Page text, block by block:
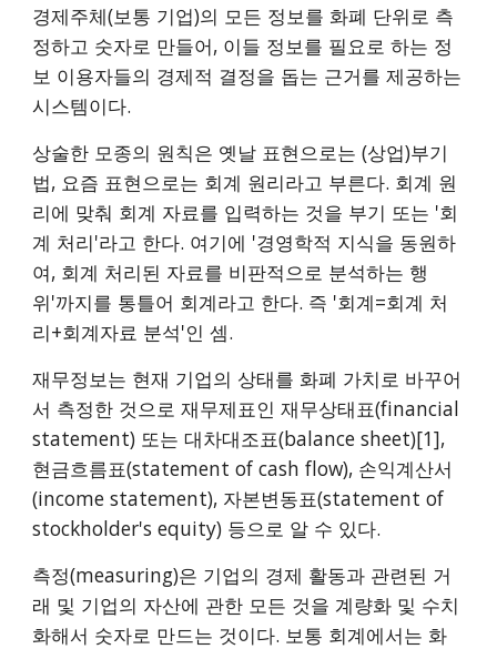
경제주체(보통 기업)의 모든 정보를 화폐 단위로 측
정하고 숫자로 만들어, 이들 정보를 필요로 하는 정
보 이용자들의 경제적 결정을 돕는 근거를 제공하는
시스템이다.
상술한 모종의 원칙은 옛날 표현으로는 (상업)부기
법, 요즘 표현으로는 회계 원리라고 부른다. 회계 원
리에 맞춰 회계 자료를 입력하는 것을 부기 또는 '회
계 처리'라고 한다. 여기에 '경영학적 지식을 동원하
여, 회계 처리된 자료를 비판적으로 분석하는 행
위'까지를 통틀어 회계라고 한다. 즉 '회계=회계 처
리+회계자료 분석'인 셈.
재무정보는 현재 기업의 상태를 화폐 가치로 바꾸어
서 측정한 것으로 재무제표인 재무상태표(financial
statement) 또는 대차대조표(balance sheet)[1],
현금흐름표(statement of cash flow), 손익계산서
(income statement), 자본변동표(statement of
stockholder's equity) 등으로 알 수 있다.
측정(measuring)은 기업의 경제 활동과 관련된 거
래 및 기업의 자산에 관한 모든 것을 계량화 및 수치
화해서 숫자로 만드는 것이다. 보통 회계에서는 화